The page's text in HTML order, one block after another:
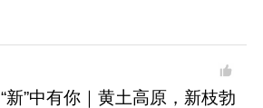
“新”中有你｜黄土高原，新枝勃